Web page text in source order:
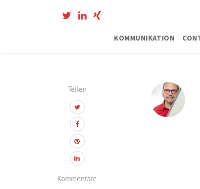
KOMMUNIKATION
Teilen
Kommentare